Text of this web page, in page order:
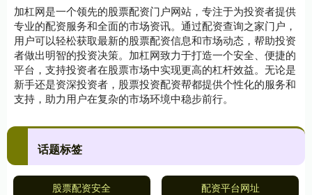
加杠网是一个领先的股票配资门户网站，专注于为投资者提供
专业的配资服务和全面的市场资讯。通过配资查询之家门户，
用户可以轻松获取最新的股票配资信息和市场动态，帮助投资
者做出明智的投资决策。加杠网致力于打造一个安全、便捷的
平台，支持投资者在股票市场中实现更高的杠杆效益。无论是
新手还是资深投资者，股票投资配资帮都提供个性化的服务和
支持，助力用户在复杂的市场环境中稳步前行。
话题标签
股票配资安全 配资平台网址